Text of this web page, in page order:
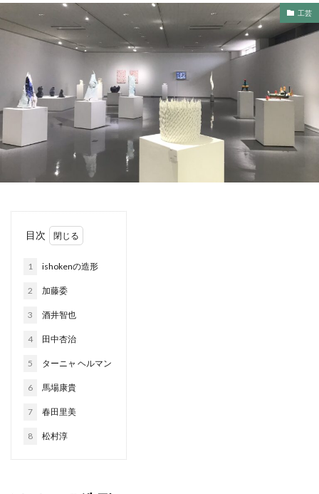
工芸
目次
1 ishokenの造形
2 加藤委
3 酒井智也
4 田中杏治
5 ターニャ ヘルマン
6 馬場康貴
7 春田里美
8 松村淳